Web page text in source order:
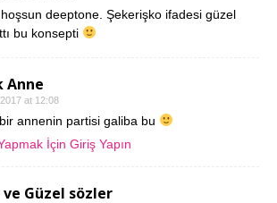
deeptone. Şekerişko ifadesi güzel
bu konsepti
Anne
at 12:08
annenin partisi galiba bu
İçin Giriş Yapın
Güzel sözler